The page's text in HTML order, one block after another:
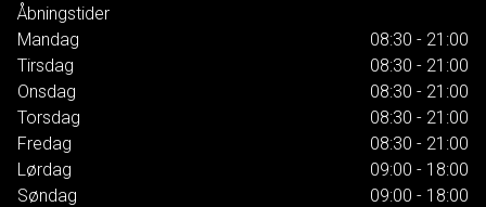
Åbningstider
Mandag
08:30 - 21:00
Tirsdag
08:30 - 21:00
Onsdag
08:30 - 21:00
Torsdag
08:30 - 21:00
Fredag
08:30 - 21:00
Lørdag
09:00 - 18:00
Søndag
09:00 - 18:00